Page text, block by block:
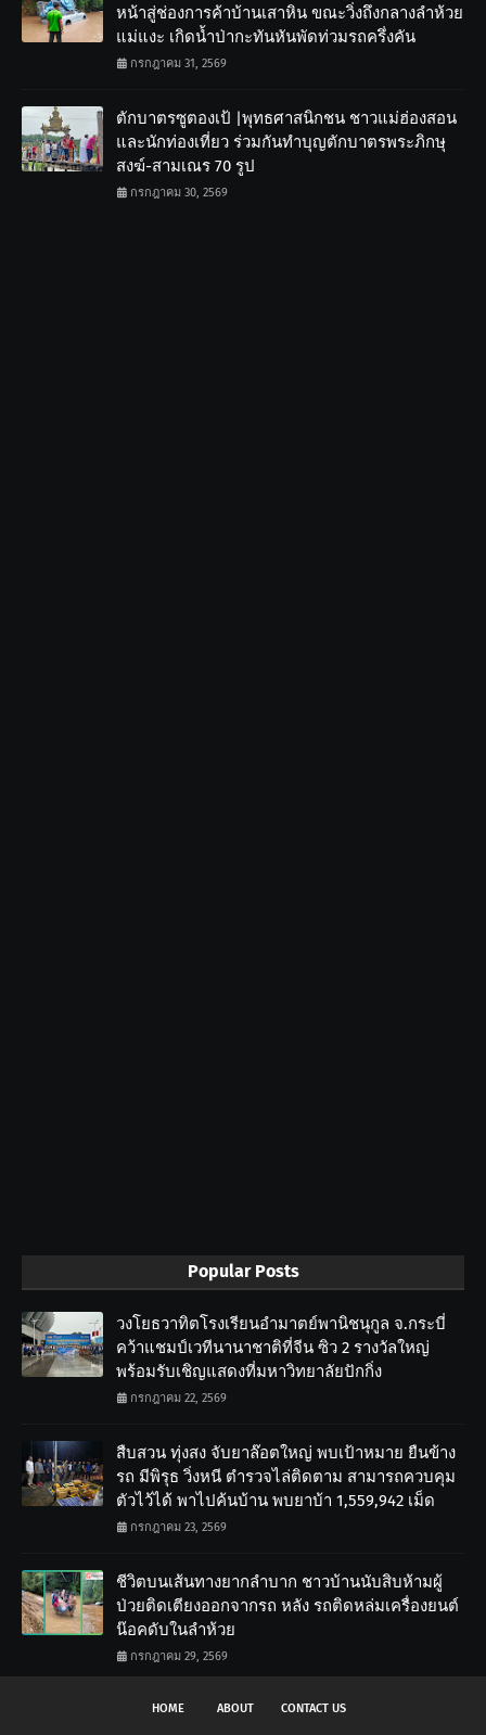
หน้าสู่ช่องการค้าบ้านเสาหิน ขณะวิ่งถึงกลางลำห้วย
แม่แงะ เกิดน้ำป่ากะทันหันพัดท่วมรถครึ่งคัน
กรกฎาคม 31, 2569
ตักบาตรซูตองเป้ |พุทธศาสนิกชน ชาวแม่ฮ่องสอน
และนักท่องเที่ยว ร่วมกันทำบุญตักบาตรพระภิกษุ
สงฆ์-สามเณร 70 รูป
กรกฎาคม 30, 2569
Popular Posts
วงโยธวาทิตโรงเรียนอำมาตย์พานิชนุกูล จ.กระบี่
คว้าแชมป์เวทีนานาชาติที่จีน ซิว 2 รางวัลใหญ่
พร้อมรับเชิญแสดงที่มหาวิทยาลัยปักกิ่ง
กรกฎาคม 22, 2569
สืบสวน ทุ่งสง จับยาล๊อตใหญ่ พบเป้าหมาย ยืนข้าง
รถ มีพิรุธ วิ่งหนี ตำรวจไล่ติดตาม สามารถควบคุม
ตัวไว้ได้ พาไปค้นบ้าน พบยาบ้า 1,559,942 เม็ด
กรกฎาคม 23, 2569
ชีวิตบนเส้นทางยากลำบาก ชาวบ้านนับสิบห้ามผู้
ป่วยติดเตียงออกจากรถ หลัง รถติดหล่มเครื่องยนต์
น๊อคดับในลำห้วย
กรกฎาคม 29, 2569
HOME ABOUT CONTACT US